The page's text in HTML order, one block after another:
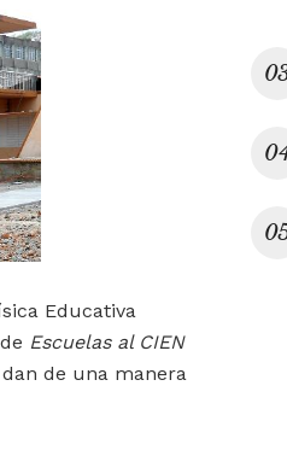
Educativa
Escuelas al CIEN
de una manera